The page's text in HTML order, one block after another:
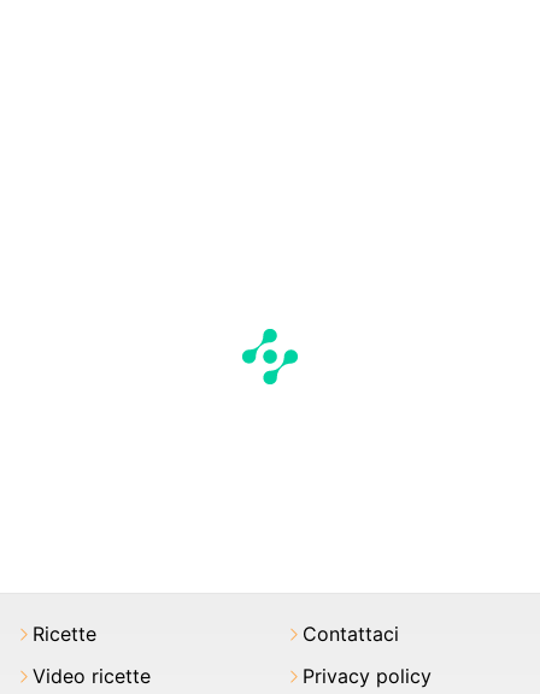
Ricette
Video ricette
Contattaci
Privacy policy